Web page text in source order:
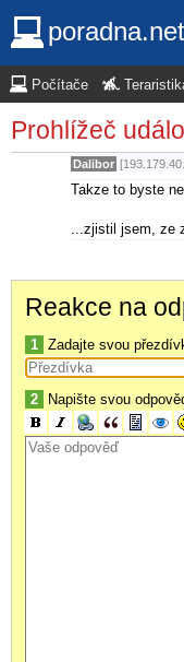
poradna.net
Počítače
Prohlížeč
Dalibor
Takze to byste
...zjistil jsem, ze
Reakce na
1 Zadajte svou
2 Napište svou